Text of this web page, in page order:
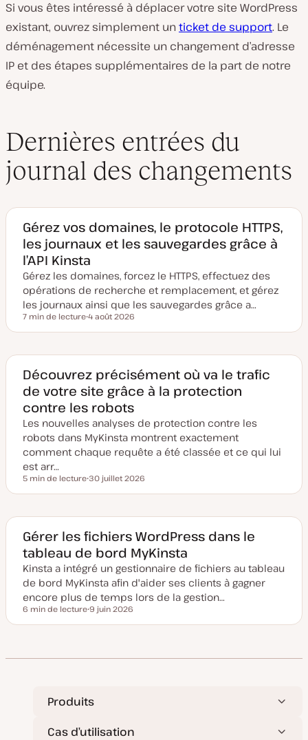
Si vous êtes intéressé à déplacer votre site WordPress
existant, ouvrez simplement unticket de support. Le
déménagement nécessite un changement d’adresse
IP et des étapes supplémentaires de la part de notre
équipe.
Dernières entrées du
journal des changements
Gérez vos domaines, le protocole HTTPS,
les journaux et les sauvegardes grâce à
l’API Kinsta
Gérez les domaines, forcez le HTTPS, effectuez des
opérations de recherche et remplacement, et gérez
les journaux ainsi que les sauvegardes grâce a…
Temps de lecture
7 min de lecture
a
e
e
m
i
s
e
à
j
o
u
r
4 août 2026
Découvrez précisément où va le trafic
de votre site grâce à la protection
contre les robots
Les nouvelles analyses de protection contre les
robots dans MyKinsta montrent exactement
comment chaque requête a été classée et ce qui lui
est arr…
Temps de lecture
5 min de lecture
a
e
e
m
i
s
e
à
j
o
u
r
30 juillet 2026
Gérer les fichiers WordPress dans le
tableau de bord MyKinsta
Kinsta a intégré un gestionnaire de fichiers au tableau
de bord MyKinsta afin d'aider ses clients à gagner
encore plus de temps lors de la gestion…
Temps de lecture
6 min de lecture
a
e
à
u
9 juin 2026
Produits
Cas d’utilisation